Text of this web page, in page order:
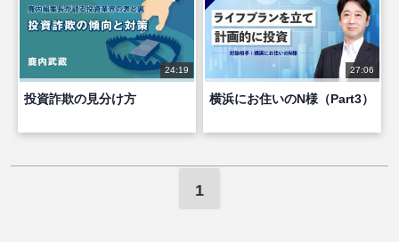
24:19
投資詐欺の見分け方
27:06
横浜にお住いのN様（Part3）
1